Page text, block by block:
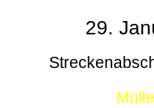
29.